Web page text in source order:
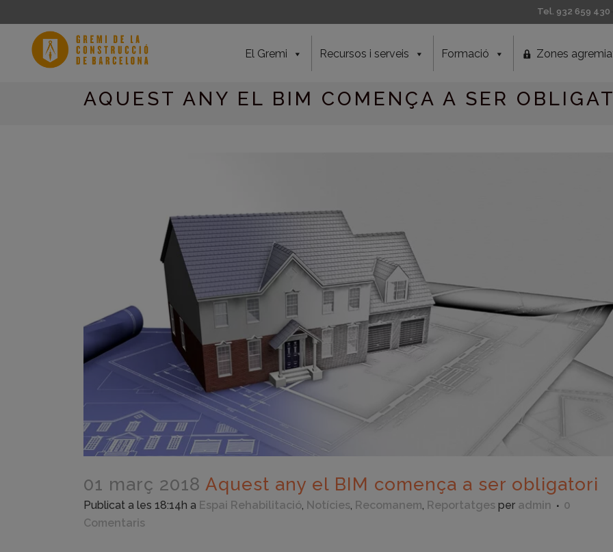
Tel. 932 659 430
El Gremi Recursos i serveis Formació Zones
AQUEST ANY EL BIM COMENÇA A SER
01 març 2018 Aquest any el BIM comença a ser obligatori
Publicat a les 18:14h a Espai Rehabilitació, Notícies, Recomanem, Reportatges per admin
0
Comentaris